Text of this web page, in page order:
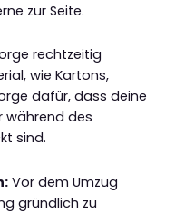
zur Seite.
rechtzeitig
wie Kartons,
dafür, dass deine
während des
sind.
Vor dem Umzug
gründlich zu